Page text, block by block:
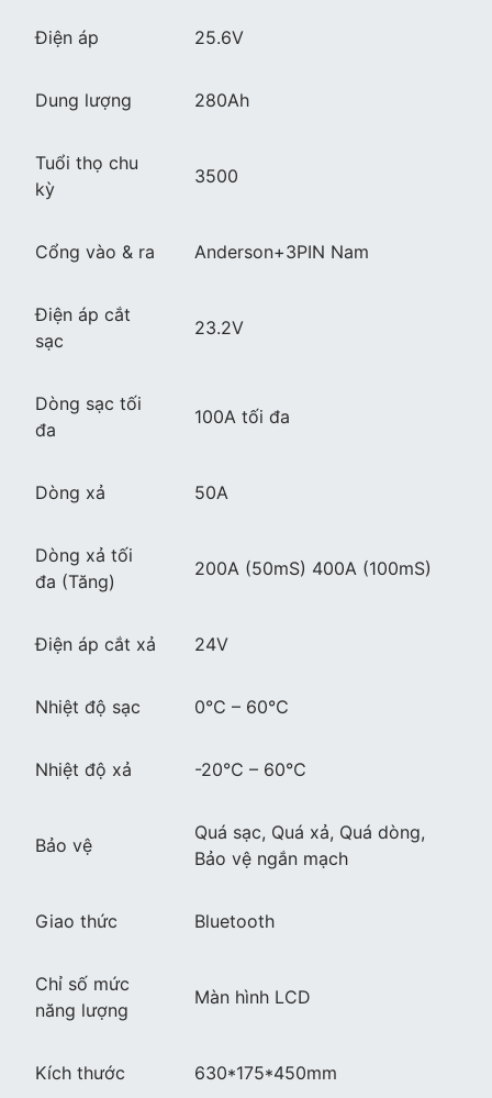
Điện áp 25.6V
Dung lượng 280Ah
Tuổi thọ chu
kỳ
3500
Cổng vào & ra Anderson+3PIN Nam
Điện áp cắt
sạc
23.2V
Dòng sạc tối
đa
100A tối đa
Dòng xả 50A
Dòng xả tối
đa (Tăng)
200A (50mS) 400A (100mS)
Điện áp cắt xả 24V
Nhiệt độ sạc 0℃ – 60℃
Nhiệt độ xả -20℃ – 60℃
Bảo vệ
Quá sạc, Quá xả, Quá dòng,
Bảo vệ ngắn mạch
Giao thức Bluetooth
Chỉ số mức
năng lượng
Màn hình LCD
Kích thước 630*175*450mm